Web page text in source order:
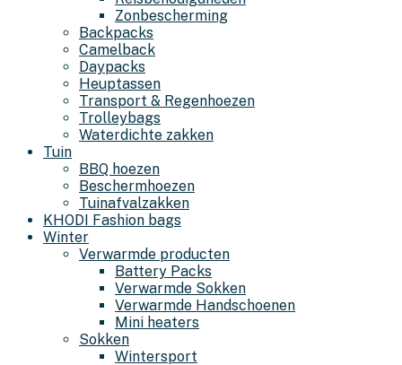
Zonbescherming
Backpacks
Camelback
Daypacks
Heuptassen
Transport & Regenhoezen
Trolleybags
Waterdichte zakken
Tuin
BBQ hoezen
Beschermhoezen
Tuinafvalzakken
KHODI Fashion bags
Winter
Verwarmde producten
Battery Packs
Verwarmde Sokken
Verwarmde Handschoenen
Mini heaters
Sokken
Wintersport